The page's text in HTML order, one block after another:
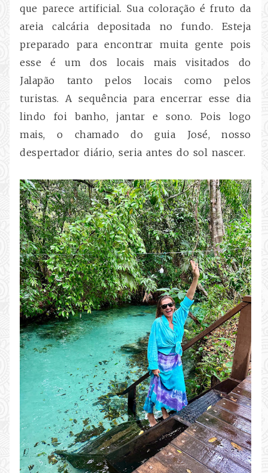
que parece artificial. Sua coloração é fruto da
areia calcária depositada no fundo. Esteja
preparado para encontrar muita gente pois
esse é um dos locais mais visitados do
Jalapão tanto pelos locais como pelos
turistas. A sequência para encerrar esse dia
lindo foi banho, jantar e sono. Pois logo
mais, o chamado do guia José, nosso
despertador diário, seria antes do sol nascer.